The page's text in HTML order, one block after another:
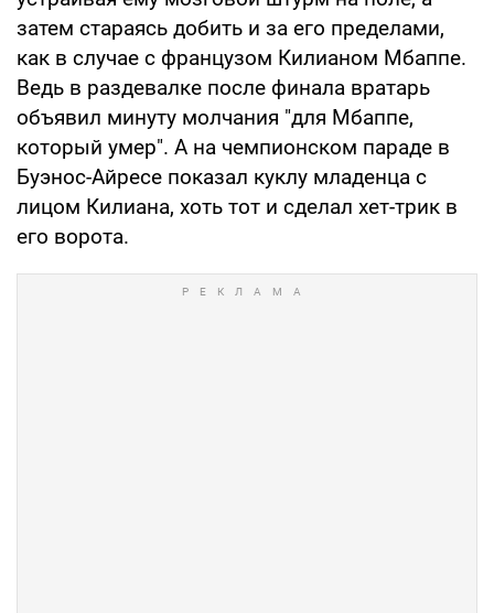
затем стараясь добить и за его пределами,
как в случае с французом Килианом Мбаппе.
Ведь в раздевалке после финала вратарь
объявил минуту молчания "для Мбаппе,
который умер". А на чемпионском параде в
Буэнос-Айресе показал куклу младенца с
лицом Килиана, хоть тот и сделал хет-трик в
его ворота.